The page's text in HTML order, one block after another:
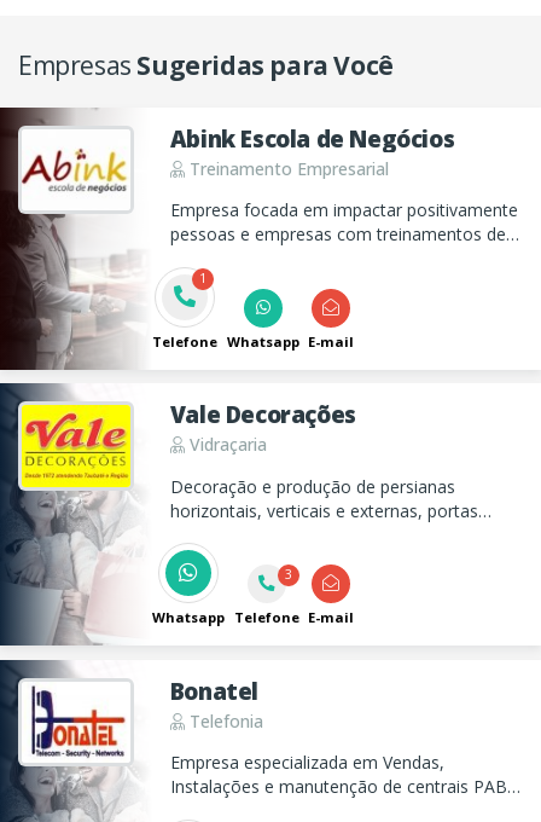
Empresas Sugeridas para Você
Abink Escola de Negócios
Treinamento Empresarial
Empresa focada em impactar positivamente
pessoas e empresas com treinamentos de
PNL.1
Telefone Whatsapp E-mail
Vale Decorações
Vidraçaria
Decoração e produção de persianas
horizontais, verticais e externas, portas
instalação de box de vidro temperado.
Whatsapp
3
Telefone E-mail
Bonatel
Telefonia
Empresa especializada em Vendas,
Instalações e manutenção de centrais PABX